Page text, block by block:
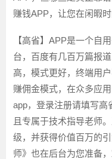
赚钱APP，让您在闲暇
【高省】APP是一个自
台，百度有几百万篇报
高，模式更好，终端用
赚佣金模式，在众多应
app，登录注册请填写高
且专属于技术指导老师
级，并获得价值百万的
师》也在后台为您准备